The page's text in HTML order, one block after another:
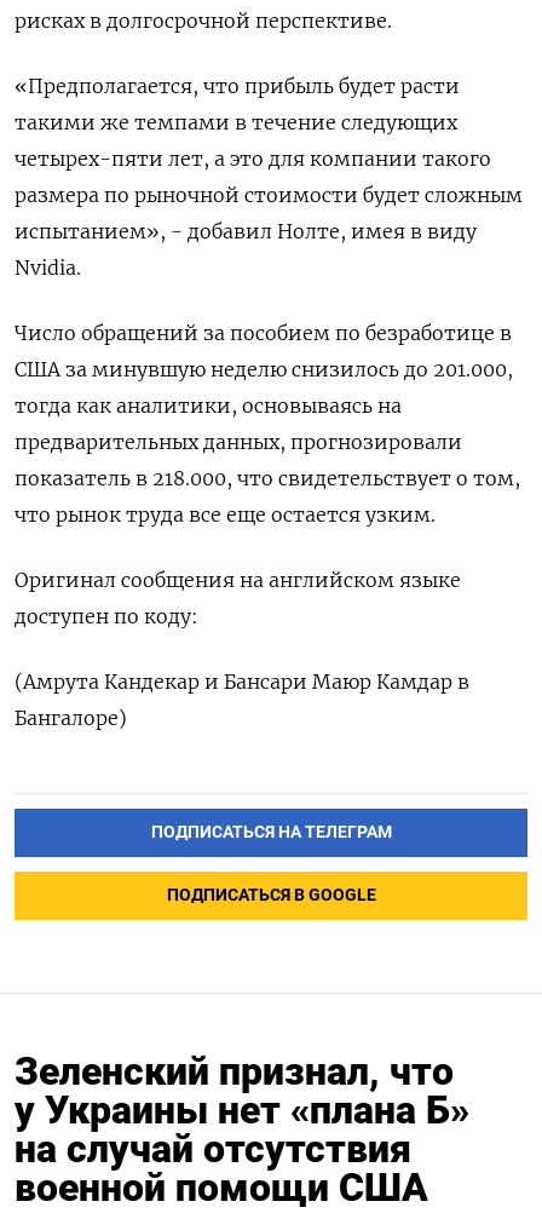
рисках в долгосрочной перспективе.
«Предполагается, что прибыль будет расти
такими же темпами в течение следующих
четырех-пяти лет, а это для компании такого
размера по рыночной стоимости будет сложным
испытанием», - добавил Нолте, имея в виду
Nvidia.
Число обращений за пособием по безработице в
США за минувшую неделю снизилось до 201.000,
тогда как аналитики, основываясь на
предварительных данных, прогнозировали
показатель в 218.000, что свидетельствует о том,
что рынок труда все еще остается узким.
Оригинал сообщения на английском языке
доступен по коду:
(Амрута Кандекар и Бансари Маюр Камдар в
Бангалоре)
ПОДПИСАТЬСЯ НА ТЕЛЕГРАМ
ПОДПИСАТЬСЯ В GOOGLE
Зеленский признал, что
у Украины нет «плана Б»
на случай отсутствия
военной помощи США